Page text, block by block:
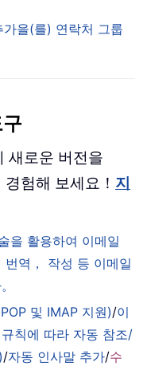
을(를) 연락처 그룹
새로운 버전을
험해 보세요！ 지
을 활용하여 이메일
역， 작성 등 이메일
및 IMAP 지원)/이
칙에 따라 자동 참조/
/자동 인사말 추가/수